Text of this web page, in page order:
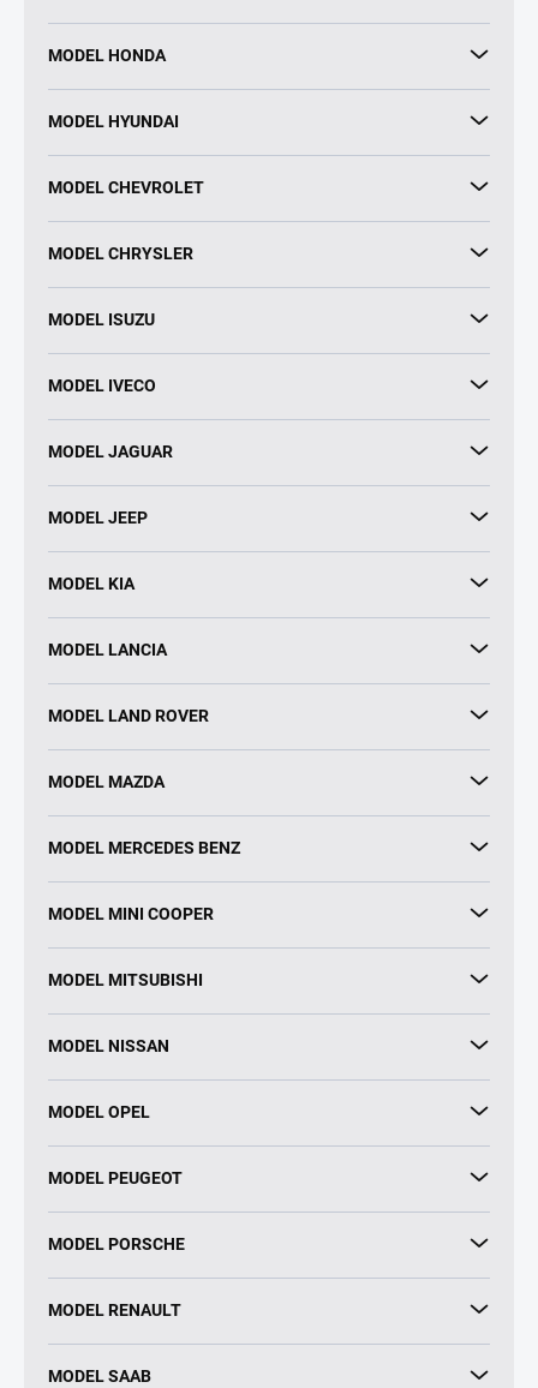
MODEL HONDA
MODEL HYUNDAI
MODEL CHEVROLET
MODEL CHRYSLER
MODEL ISUZU
MODEL IVECO
MODEL JAGUAR
MODEL JEEP
MODEL KIA
MODEL LANCIA
MODEL LAND ROVER
MODEL MAZDA
MODEL MERCEDES BENZ
MODEL MINI COOPER
MODEL MITSUBISHI
MODEL NISSAN
MODEL OPEL
MODEL PEUGEOT
MODEL PORSCHE
MODEL RENAULT
MODEL SAAB